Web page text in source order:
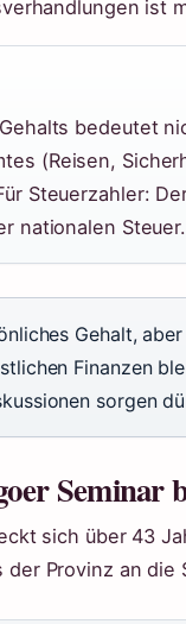
ist
bedeutet
(Reisen,
Steuerzahler:
nationalen Steuer.
Gehalt,
Finanzen
sorgen
Seminar
sich über 43
Provinz an